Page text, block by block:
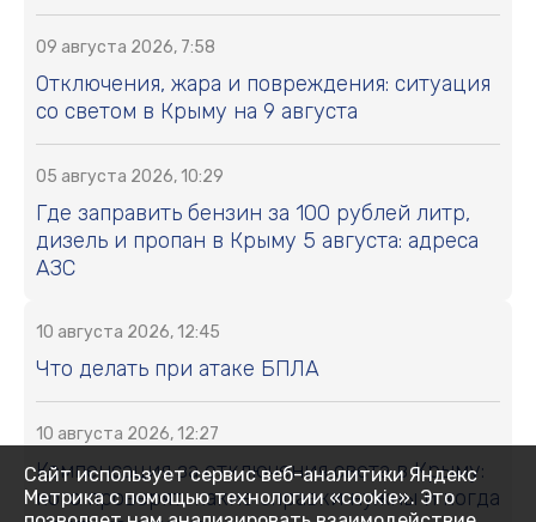
09 августа 2026, 7:58
Отключения, жара и повреждения: ситуация
со светом в Крыму на 9 августа
05 августа 2026, 10:29
Где заправить бензин за 100 рублей литр,
дизель и пропан в Крыму 5 августа: адреса
АЗС
10 августа 2026, 12:45
Что делать при атаке БПЛА
10 августа 2026, 12:27
Компенсация за отключения света в Крыму:
кого проверят, какие справки нужны и когда
Сайт использует сервис веб-аналитики Яндекс
Метрика с помощью технологии «cookie». Это